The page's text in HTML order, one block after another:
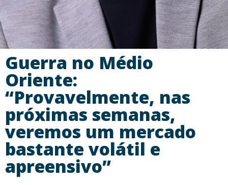
Guerra no Médio
Oriente:
“Provavelmente, nas
próximas semanas,
veremos um mercado
bastante volátil e
apreensivo”